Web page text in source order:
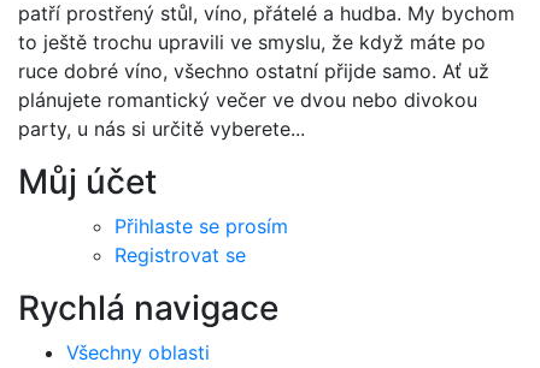
patří prostřený stůl, víno, přátelé a hudba. My bychom
to ještě trochu upravili ve smyslu, že když máte po
ruce dobré víno, všechno ostatní přijde samo. Ať už
plánujete romantický večer ve dvou nebo divokou
party, u nás si určitě vyberete...
Můj účet
Přihlaste se prosím
Registrovat se
Rychlá navigace
Všechny oblasti